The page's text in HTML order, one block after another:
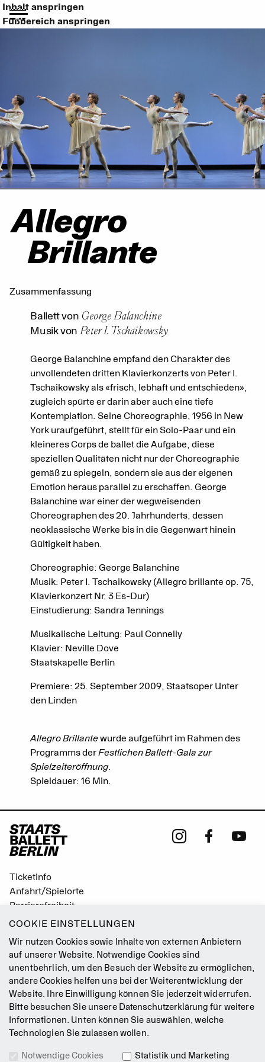
Inhalt anspringen
Fußbereich anspringen
Allegro
Brillante
Zusammenfassung
Ballett von George Balanchine
Musik von Peter I. Tschaikowsky
George Balanchine empfand den Charakter des
unvollendeten dritten Klavierkonzerts von Peter I.
Tschaikowsky als «frisch, lebhaft und entschieden»,
zugleich spürte er darin aber auch eine tiefe
Kontemplation. Seine Choreographie, 1956 in New
York uraufgeführt, stellt für ein Solo-Paar und ein
kleineres Corps de ballet die Aufgabe, diese
speziellen Qualitäten nicht nur der Choreographie
gemäß zu spiegeln, sondern sie aus der eigenen
Emotion heraus parallel zu erschaffen. George
Balanchine war einer der wegweisenden
Choreographen des 20. Jahrhunderts, dessen
neoklassische Werke bis in die Gegenwart hinein
Gültigkeit haben.
Choreographie: George Balanchine
Musik: Peter I. Tschaikowsky (Allegro brillante op. 75,
Klavierkonzert Nr. 3 Es-Dur)
Einstudierung: Sandra Jennings
Musikalische Leitung: Paul Connelly
Klavier: Neville Dove
Staatskapelle Berlin
Premiere: 25. September 2009, Staatsoper Unter
den Linden
Allegro Brillantewurde aufgeführt im Rahmen des
Programms derFestlichen Ballett-Gala zur
Spielzeiteröffnung.
Spieldauer: 16 Min.
Ticketinfo
Anfahrt/Spielorte
Barrierefreiheit
Leichte Sprache
Leitbild
Presse
Jobs
Kontakt
Newsletter
COOKIE EINSTELLUNGEN
Wir nutzen Cookies sowie Inhalte von externen Anbietern
auf unserer Website. Notwendige Cookies sind
unentbehrlich, um den Besuch der Website zu ermöglichen,
andere Cookies helfen uns bei der Weiterentwicklung der
Website. Ihre Einwilligung können Sie jederzeit widerrufen.
Bitte besuchen Sie unsere Datenschutzerklärung für weitere
Informationen. Unten können Sie auswählen, welche
Technologien Sie zulassen wollen.
Notwendige Cookies
Statistik und Marketing